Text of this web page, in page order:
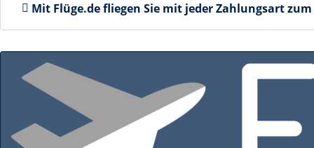
Mit Flüge.de fliegen Sie mit jeder Zahlungsartzum